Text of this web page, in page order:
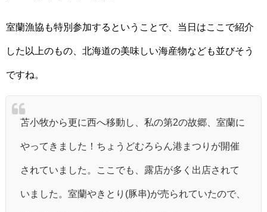
室蘭漁協も特別参加するということで、当日はここで紹介
した以上のもの、北海道の美味しい海産物なども並びそう
ですね。
苫小牧から更に西へ移動し、私の第2の故郷、室蘭に
やってきました！ちょうどむろらん港まつりが開催
されていました。ここでも、露店が多く出店されて
いました。室蘭やきとり(豚串)が売られていたので、